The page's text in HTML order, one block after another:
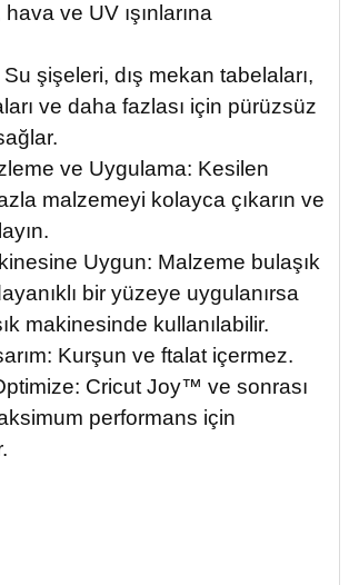
hava ve UV ışınlarına
şişeleri, dış mekan tabelaları,
ve daha fazlası için pürüzsüz
ve Uygulama: Kesilen
malzemeyi kolayca çıkarın ve
Uygun: Malzeme bulaşık
bir yüzeye uygulanırsa
makinesinde kullanılabilir.
Kurşun ve ftalat içermez.
Cricut Joy™ ve sonrası
performans için